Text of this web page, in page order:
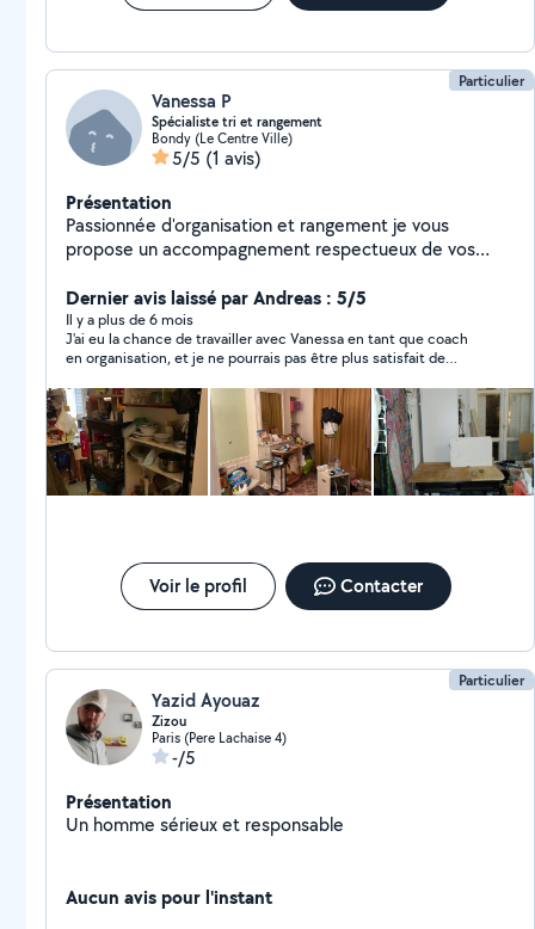
Particulier
Vanessa P
Spécialiste tri et rangement
Bondy (Le Centre Ville)
5/5 (1 avis)
Présentation
Passionnée d'organisation et rangement je vous
propose un accompagnement respectueux de vos
intérieur. Vous pouvez faire appel à moi si vous
déménagez, avez envie de ranger votre maison mais ne
savez pas par où commencer.
Dernier avis laissé par Andreas : 5/5
Il y a plus de 6 mois
J'ai eu la chance de travailler avec Vanessa en tant que coach
en organisation, et je ne pourrais pas être plus satisfait de
professionnalisme ont vraiment transformé ma vie
quotidienne. Vanessa a une approche unique et personnalisée
qui s'adapte parfaitement à mes besoins. Ses conseils
pratiques et son soutien m'ont aidé à créer un environnement
plus ordonné et fonctionnel chez moi. Elle est non seulement
experte dans son domaine, mais elle sait également motiver et
l'avoir comme coach. Merci encore, Vanessa, pour votre
professionnalisme exceptionnel ! Andréas
Voir le profil Contacter
Particulier
Yazid Ayouaz
Zizou
Paris (Pere Lachaise 4)
-/5
Présentation
Un homme sérieux et responsable
Aucun avis pour l'instant